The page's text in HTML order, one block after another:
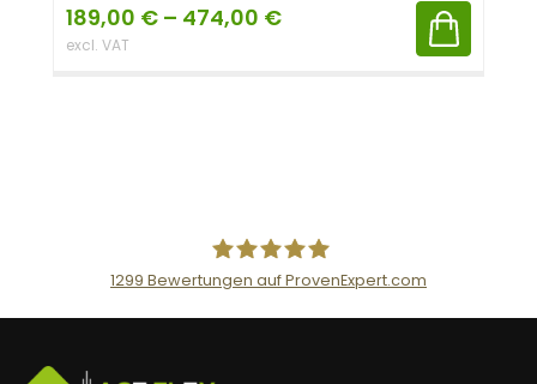
189,00 € – 474,00 €
excl. VAT
AceFlex GmbH
1299 Bewertungen auf ProvenExpert.com